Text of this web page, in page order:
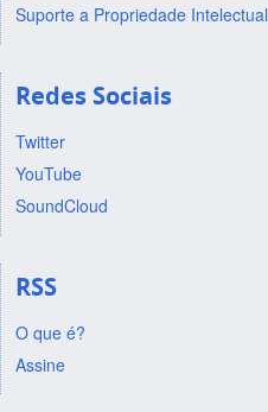
Suporte a Propriedade Intelectual
Redes Sociais
Twitter
YouTube
SoundCloud
RSS
O que é?
Assine